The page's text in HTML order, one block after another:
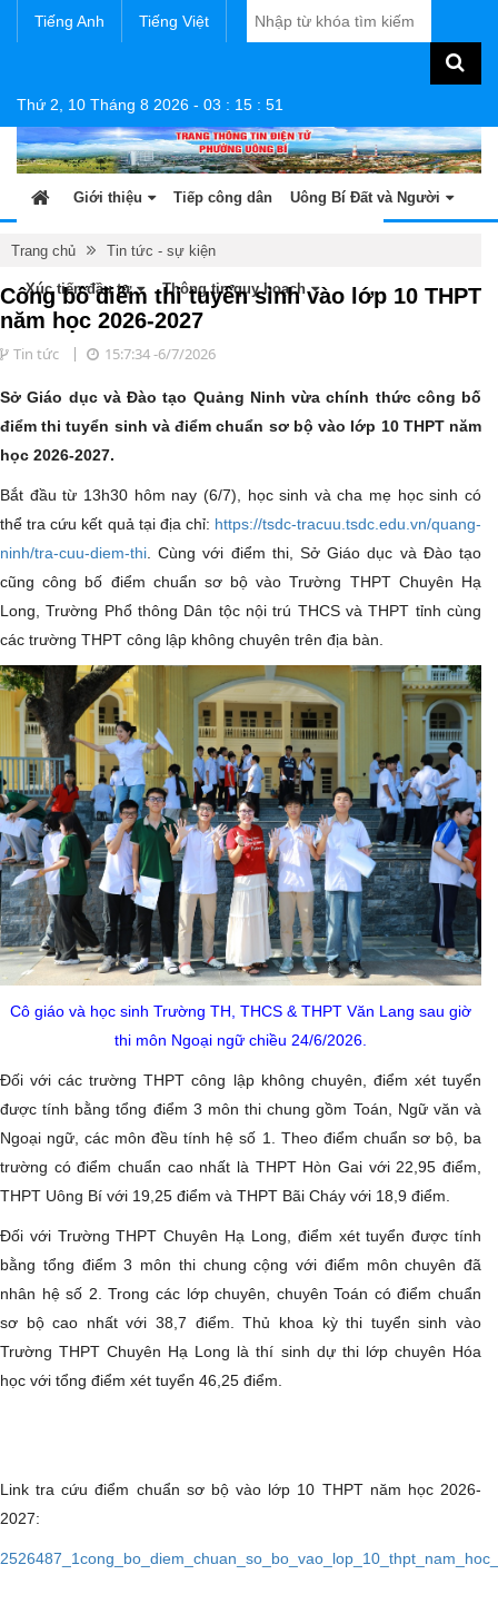
Tiếng Anh Tiếng Việt
Thứ 2, 10 Tháng 8 2026 - 03 : 15 : 51
Giới thiệu Tiếp công dân Uông Bí Đất và Người
Tin tức - sự kiện Sản phẩm OCOP
Xúc tiến đầu tư Thông tin quy hoạch
Trang chủ Tin tức - sự kiện
Công bố điểm thi tuyển sinh vào lớp 10 THPT
năm học 2026-2027
Tin tức 15:7:34 -6/7/2026
Sở Giáo dục và Đào tạo Quảng Ninh vừa chính thức công bố
điểm thi tuyển sinh và điểm chuẩn sơ bộ vào lớp 10 THPT năm
học 2026-2027.
Bắt đầu từ 13h30 hôm nay (6/7), học sinh và cha mẹ học sinh có
thể tra cứu kết quả tại địa chỉ: https://tsdc-tracuu.tsdc.edu.vn/quang-
ninh/tra-cuu-diem-thi . Cùng với điểm thi, Sở Giáo dục và Đào tạo
cũng công bố điểm chuẩn sơ bộ vào Trường THPT Chuyên Hạ
Long, Trường Phổ thông Dân tộc nội trú THCS và THPT tỉnh cùng
các trường THPT công lập không chuyên trên địa bàn.
Cô giáo và học sinh Trường TH, THCS & THPT Văn Lang sau giờ
thi môn Ngoại ngữ chiều 24/6/2026.
Đối với các trường THPT công lập không chuyên, điểm xét tuyển
được tính bằng tổng điểm 3 môn thi chung gồm Toán, Ngữ văn và
Ngoại ngữ, các môn đều tính hệ số 1. Theo điểm chuẩn sơ bộ, ba
trường có điểm chuẩn cao nhất là THPT Hòn Gai với 22,95 điểm,
THPT Uông Bí với 19,25 điểm và THPT Bãi Cháy với 18,9 điểm.
Đối với Trường THPT Chuyên Hạ Long, điểm xét tuyển được tính
bằng tổng điểm 3 môn thi chung cộng với điểm môn chuyên đã
nhân hệ số 2. Trong các lớp chuyên, chuyên Toán có điểm chuẩn
sơ bộ cao nhất với 38,7 điểm. Thủ khoa kỳ thi tuyển sinh vào
Trường THPT Chuyên Hạ Long là thí sinh dự thi lớp chuyên Hóa
học với tổng điểm xét tuyển 46,25 điểm.
Link tra cứu điểm chuẩn sơ bộ vào lớp 10 THPT năm học 2026-
2027: